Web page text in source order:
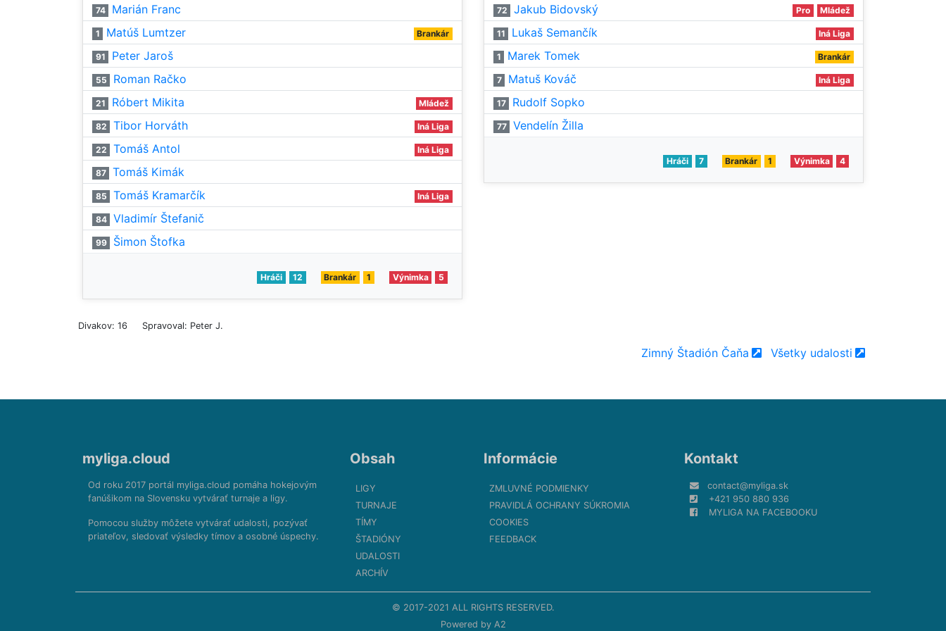
74 Marián Franc
1 Matúš Lumtzer Brankár
91 Peter Jaroš
55 Roman Račko
21 Róbert Mikita Mládež
82 Tibor Horváth Iná Liga
22 Tomáš Antol Iná Liga
87 Tomáš Kimák
85 Tomáš Kramarčík Iná Liga
84 Vladimír Štefanič
99 Šimon Štofka
Hráči 12 Brankár 1 Výnimka 5
72 Jakub Bidovský Pro Mládež
11 Lukaš Semančík Iná Liga
1 Marek Tomek Brankár
7 Matuš Kováč Iná Liga
17 Rudolf Sopko
77 Vendelín Žilla
Hráči 7 Brankár 1 Výnimka 4
Divakov: 16 Spravoval: Peter J.
Zimný Štadión Čaňa Všetky udalosti
myliga.cloud
Od roku 2017 portál myliga.cloud pomáha hokejovým
fanúšikom na Slovensku vytvárať turnaje a ligy.
Pomocou služby môžete vytvárať udalosti, pozývať
priateľov, sledovať výsledky tímov a osobné úspechy.
Obsah
LIGY
TURNAJE
TÍMY
ŠTADIÓNY
UDALOSTI
ARCHÍV
Informácie
ZMLUVNÉ PODMIENKY
PRAVIDLÁ OCHRANY SÚKROMIA
COOKIES
FEEDBACK
Kontakt
contact@myliga.sk
+421 950 880 936
MYLIGA NA FACEBOOKU
© 2017-2021 ALL RIGHTS RESERVED.
Powered by A2